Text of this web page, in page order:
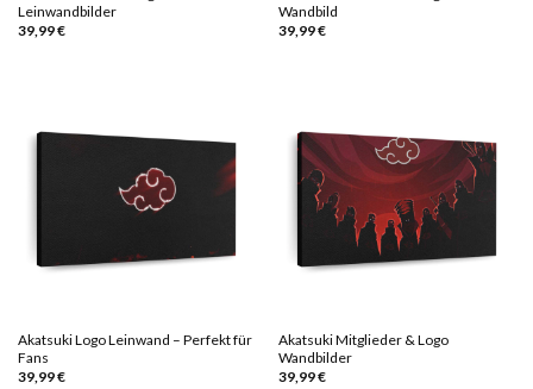
Leinwandbilder
39,99€
Wandbild
39,99€
Akatsuki Logo Leinwand – Perfekt für
Fans
39,99€
Akatsuki Mitglieder & Logo
Wandbilder
39,99€